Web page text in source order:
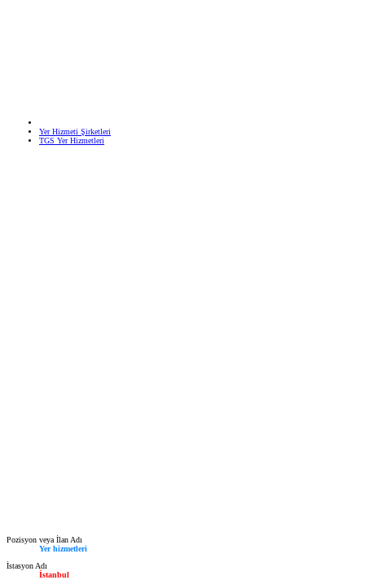
Yer Hizmeti Şirketleri
TGS Yer Hizmetleri
Pozisyon veya İlan Adı
Yer hizmetleri
İstasyon Adı
İstanbul